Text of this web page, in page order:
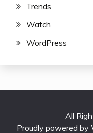
Trends
Watch
WordPress
All
Proudly powered by